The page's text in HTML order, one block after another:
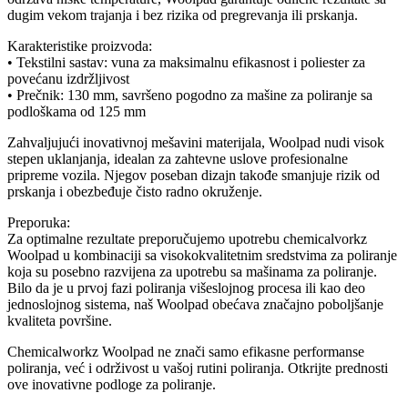
dugim vekom trajanja i bez rizika od pregrevanja ili prskanja.
Karakteristike proizvoda:
• Tekstilni sastav: vuna za maksimalnu efikasnost i poliester za
povećanu izdržljivost
• Prečnik: 130 mm, savršeno pogodno za mašine za poliranje sa
podloškama od 125 mm
Zahvaljujući inovativnoj mešavini materijala, Woolpad nudi visok
stepen uklanjanja, idealan za zahtevne uslove profesionalne
pripreme vozila. Njegov poseban dizajn takođe smanjuje rizik od
prskanja i obezbeđuje čisto radno okruženje.
Preporuka:
Za optimalne rezultate preporučujemo upotrebu chemicalvorkz
Woolpad u kombinaciji sa visokokvalitetnim sredstvima za poliranje
koja su posebno razvijena za upotrebu sa mašinama za poliranje.
Bilo da je u prvoj fazi poliranja višeslojnog procesa ili kao deo
jednoslojnog sistema, naš Woolpad obećava značajno poboljšanje
kvaliteta površine.
Chemicalworkz Woolpad ne znači samo efikasne performanse
poliranja, već i održivost u vašoj rutini poliranja. Otkrijte prednosti
ove inovativne podloge za poliranje.